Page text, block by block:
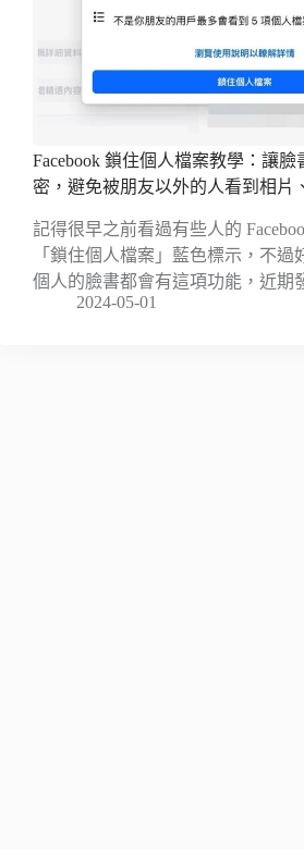
Facebook 鎖住個人檔案教學：讓臉
密，避免被朋友以外的人看到相片
記得很早之前看過有些人的
「鎖住個人檔案」藍色標示，不過
個人的臉書都會有這項功能，近期
2024-05-01